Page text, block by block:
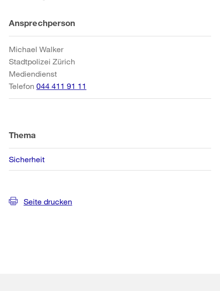
Weitere
Informationen
Ansprechperson
Michael Walker
Stadtpolizei Zürich
Mediendienst
Telefon 044 411 91 11
Thema
Sicherheit
Seite drucken